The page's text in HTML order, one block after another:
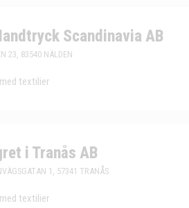
Scandinavia AB
23, 83540 NÄLDEN
textilier
i Tranås AB
1, 57341 TRANÅS
textilier